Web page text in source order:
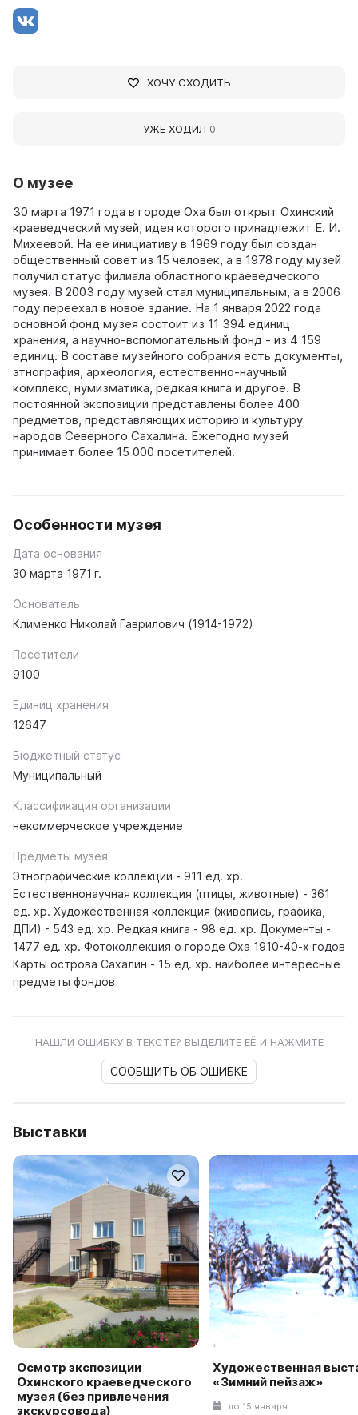
О музее
30 марта 1971 года в городе Оха был открыт Охинский
краеведческий музей, идея которого принадлежит Е. И.
Михеевой. На ее инициативу в 1969 году был создан
общественный совет из 15 человек, а в 1978 году музей
получил статус филиала областного краеведческого
музея. В 2003 году музей стал муниципальным, а в 2006
году переехал в новое здание. На 1 января 2022 года
основной фонд музея состоит из 11 394 единиц
хранения, а научно-вспомогательный фонд - из 4 159
единиц. В составе музейного собрания есть документы,
этнография, археология, естественно-научный
комплекс, нумизматика, редкая книга и другое. В
постоянной экспозиции представлены более 400
предметов, представляющих историю и культуру
народов Северного Сахалина. Ежегодно музей
принимает более 15 000 посетителей.
Особенности музея
Дата основания
30 марта 1971 г.
Основатель
Клименко Николай Гаврилович (1914-1972)
Посетители
9100
Единиц хранения
12647
Бюджетный статус
Муниципальный
Классификация организации
некоммерческое учреждение
Предметы музея
Этнографические коллекции - 911 ед. хр.
Естественнонаучная коллекция (птицы, животные) - 361
ед. хр. Художественная коллекция (живопись, графика,
ДПИ) - 543 ед. хр. Редкая книга - 98 ед. хр. Документы -
1477 ед. хр. Фотоколлекция о городе Оха 1910-40-х годов
Карты острова Сахалин - 15 ед. хр. наиболее интересные
предметы фондов
НАШЛИ ОШИБКУ В ТЕКСТЕ? ВЫДЕЛИТЕ ЕЁ И НАЖМИТЕ
СООБЩИТЬ ОБ ОШИБКЕ
Выставки
Осмотр экспозиции
Охинского краеведческого
музея (без привлечения
экскурсовода)
Художественная
«Зимний пейзаж»
до 15 января
ХОЧУ СХОДИТЬ
УЖЕ ХОДИЛ 0